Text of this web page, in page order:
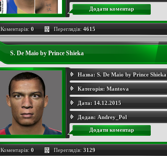
Додати коментар
Коментарів: 0 Переглядів: 4615
S. De Maio by Prince Shieka
Назва: S. De Maio by Prince Shieka
Категорія: Mantova
Дата: 14.12.2015
Додав: Andrey_Pol
Додати коментар
Коментарів: 0 Переглядів: 3129